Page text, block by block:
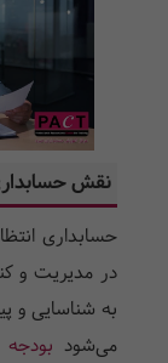
نقش
حسابداری
در مدیریت و
به شناسایی و
می‌شود